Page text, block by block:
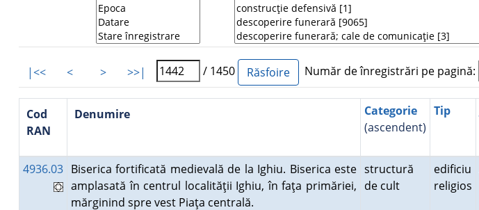
|<< < > >>| / 1450 Număr de înregistrări pe pagină:
Cod
RAN
Denumire
Categorie
(ascendent)
Tip
4936.03 Biserica fortificată medievală de la Ighiu. Biserica este
amplasată în centrul localităţii Ighiu, în faţa primăriei,
mărginind spre vest Piaţa centrală.
structură
de cult
edificiu
religios